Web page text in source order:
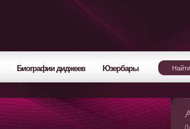
Биографии диджеев Юзербары